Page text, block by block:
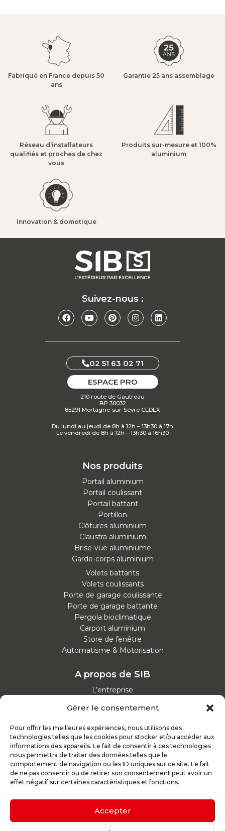
Gérer le consentement
Pour offrir les meilleures expériences, nous utilisons des
technologies telles que les cookies pour stocker et/ou accéder aux
informations des appareils. Le fait de consentir à ces technologies
nous permettra de traiter des données telles que le
comportement de navigation ou les ID uniques sur ce site. Le fait
de ne pas consentir ou de retirer son consentement peut avoir un
effet négatif sur certaines caractéristiques et fonctions.
Accepter
Fabriqué en France depuis 50
ans​
Garantie 25 ans assemblage​
Réseau d'installateurs
qualifiés et proches de chez
vous​
Produits sur-mesure et 100%
aluminium​
Innovation & domotique​
Suivez-nous :
02 51 63 02 71
ESPACE PRO
210 route de Gautreau
BP 30032
85291 Mortagne-sur-Sèvre CEDEX
Du lundi au jeudi de 8h à 12h – 13h30 à 17h
Le vendredi de 8h à 12h – 13h30 à 16h30
Nos produits
Portail aluminium
Portail coulissant
Portail battant
Portillon
Clôtures aluminium
Claustra aluminium
Brise-vue aluminiume
Garde-corps aluminium
Volets battants
Volets coulissants
Porte de garage coulissante
Porte de garage battante
Pergola bioclimatique
Carport aluminium
Store de fenêtre
Automatisme & Motorisation
A propos de SIB
L’entreprise
Parcours d'achat
Nos garanties
Nos offres d’emploi
Actualités
Inspirez-vous
Nos conseils
Configurateur
Demande de devis
Parrain d’excellence